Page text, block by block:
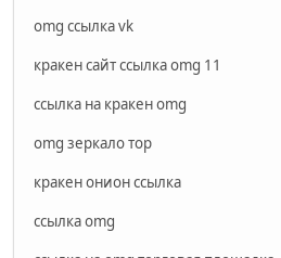
omg ссылка vk
кракен сайт ссылка omg 11
ссылка на кракен omg
omg зеркало тор
кракен онион ссылка
ссылка omg